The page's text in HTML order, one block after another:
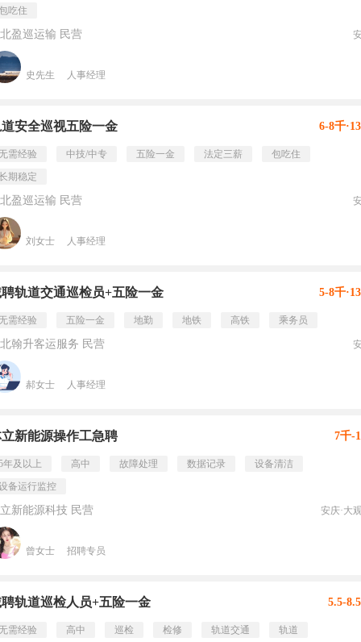
吃住
盈巡运输 民营
史先生 人事经理
安全巡视五险一金 6-8千
需经验 中技/中专 五险一金 法定三薪
包吃住
期稳定
盈巡运输 民营
刘女士 人事经理
轨道交通巡检员+五险一金 5-8千
需经验 五险一金 地勤 地铁 高铁 乘务员
翰升客运服务 民营
郝女士 人事经理
新能源操作工急聘 7千-
年及以上 高中 故障处理 数据记录
设备清洁
备运行监控
新能源科技 民营 安庆·大
曾女士 招聘专员
轨道巡检人员+五险一金 5.5-
需经验 高中 巡检 检修 轨道交通 轨道